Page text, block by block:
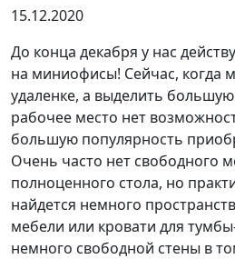
15.12.2020
До конца декабря у нас
на миниофисы! Сейчас, когда
удаленке, а выделить
рабочее место нет
большую популярность
Очень часто нет свободного
полноценного стола, но
найдется немного
мебели или кровати для
немного свободной стены в